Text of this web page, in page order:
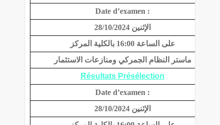
Date d’examen :
الإثنين 28/10/2024
على الساعة 16:00 بالكلية المركز
ماستر النظام الجمركي ومنازعات الاستثمار
Résultats Présélection
Date d’examen :
الإثنين 28/10/2024